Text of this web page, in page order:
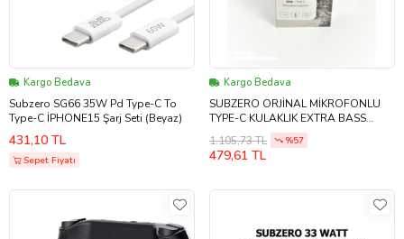
Kargo Bedava
Subzero SG66 35W Pd Type-C To
Type-C İPHONE15 Şarj Seti (Beyaz)
431,10 TL
Sepet Fiyatı
Kargo Bedava
SUBZERO ORJİNAL MİKROFONLU
TYPE-C KULAKLIK EXTRA BASS
MİKROFONLU SİYAH
1.105,73 TL %57
479,61 TL